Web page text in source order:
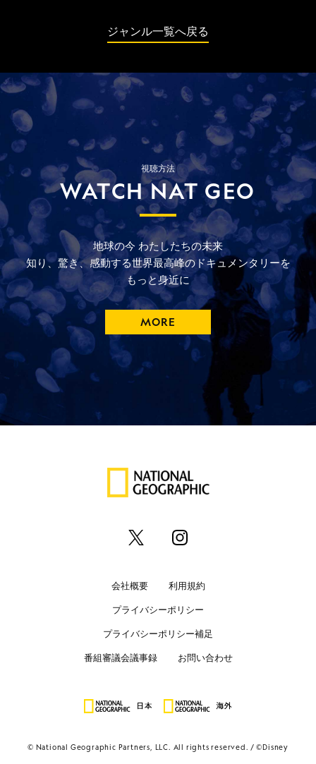
ジャンル一覧へ戻る
視聴方法
WATCH NAT GEO
地球の今 わたしたちの未来
知り、驚き、感動する世界最高峰のドキュメンタリーを
もっと身近に
MORE
会社概要 利用規約
プライバシーポリシー
プライバシーポリシー補足
番組審議会議事録 お問い合わせ
© National Geographic Partners, LLC. All rights reserved. ©Disney